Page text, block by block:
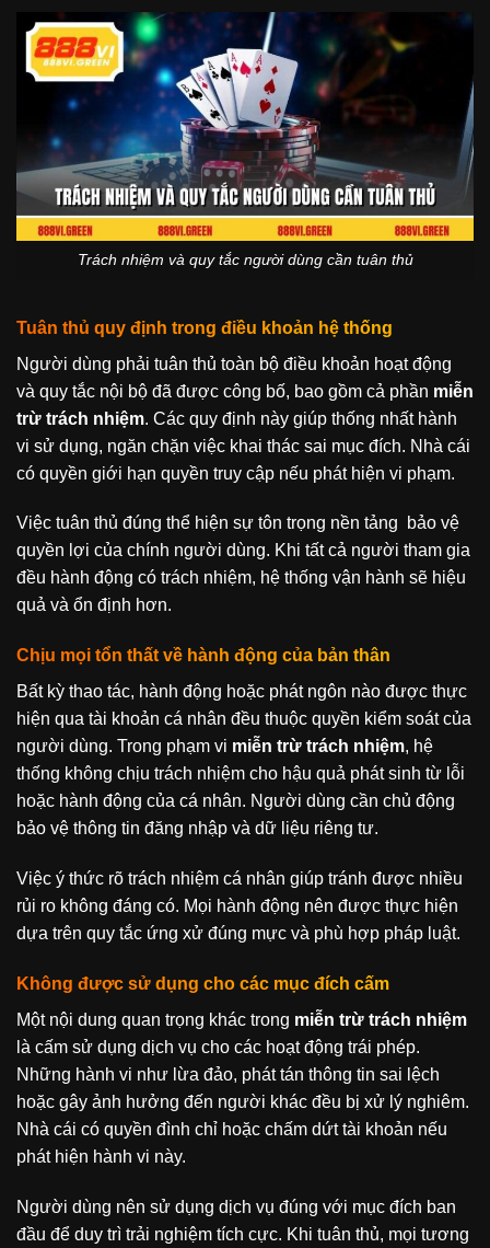
Trách nhiệm và quy tắc người dùng cần tuân thủ
Tuân thủ quy định trong điều khoản hệ thống
Người dùng phải tuân thủ toàn bộ điều khoản hoạt động
và quy tắc nội bộ đã được công bố, bao gồm cả phần miễn
trừ trách nhiệm. Các quy định này giúp thống nhất hành
vi sử dụng, ngăn chặn việc khai thác sai mục đích. Nhà cái
có quyền giới hạn quyền truy cập nếu phát hiện vi phạm.
Việc tuân thủ đúng thể hiện sự tôn trọng nền tảng bảo vệ
quyền lợi của chính người dùng. Khi tất cả người tham gia
đều hành động có trách nhiệm, hệ thống vận hành sẽ hiệu
quả và ổn định hơn.
Chịu mọi tổn thất về hành động của bản thân
Bất kỳ thao tác, hành động hoặc phát ngôn nào được thực
hiện qua tài khoản cá nhân đều thuộc quyền kiểm soát của
người dùng. Trong phạm vi miễn trừ trách nhiệm, hệ
thống không chịu trách nhiệm cho hậu quả phát sinh từ lỗi
hoặc hành động của cá nhân. Người dùng cần chủ động
bảo vệ thông tin đăng nhập và dữ liệu riêng tư.
Việc ý thức rõ trách nhiệm cá nhân giúp tránh được nhiều
rủi ro không đáng có. Mọi hành động nên được thực hiện
dựa trên quy tắc ứng xử đúng mực và phù hợp pháp luật.
Không được sử dụng cho các mục đích cấm
Một nội dung quan trọng khác trong miễn trừ trách nhiệm
là cấm sử dụng dịch vụ cho các hoạt động trái phép.
Những hành vi như lừa đảo, phát tán thông tin sai lệch
hoặc gây ảnh hưởng đến người khác đều bị xử lý nghiêm.
Nhà cái có quyền đình chỉ hoặc chấm dứt tài khoản nếu
phát hiện hành vi này.
Người dùng nên sử dụng dịch vụ đúng với mục đích ban
đầu để duy trì trải nghiệm tích cực. Khi tuân thủ, mọi tương